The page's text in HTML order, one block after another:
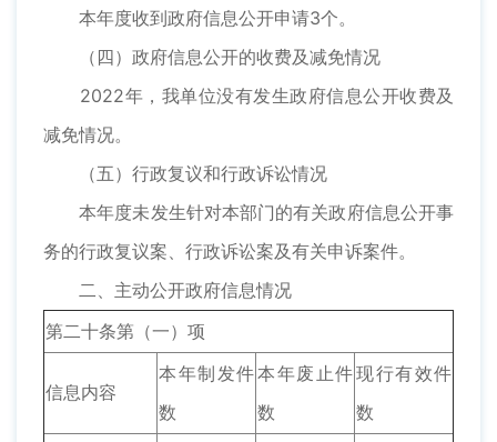
本年度收到政府信息公开申请3个。
（四）政府信息公开的收费及减免情况
2022年，我单位没有发生政府信息公开收费及
减免情况。
（五）行政复议和行政诉讼情况
本年度未发生针对本部门的有关政府信息公开事
务的行政复议案、行政诉讼案及有关申诉案件。
二、主动公开政府信息情况
第二十条第（一）项
信息内容
本年制发件
数
本年废止件
数
现行有效件
数